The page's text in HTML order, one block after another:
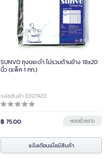
SUNVO ถุงขยะดำ ไม่รวมด้านข้าง 18x20
นิ้ว (แพ็ค 1 กก.)
รหัสสินค้า 0321920
฿ 75.00 หมดชั่วคราว
แจ้งเตือนเมื่อมีสินค้า